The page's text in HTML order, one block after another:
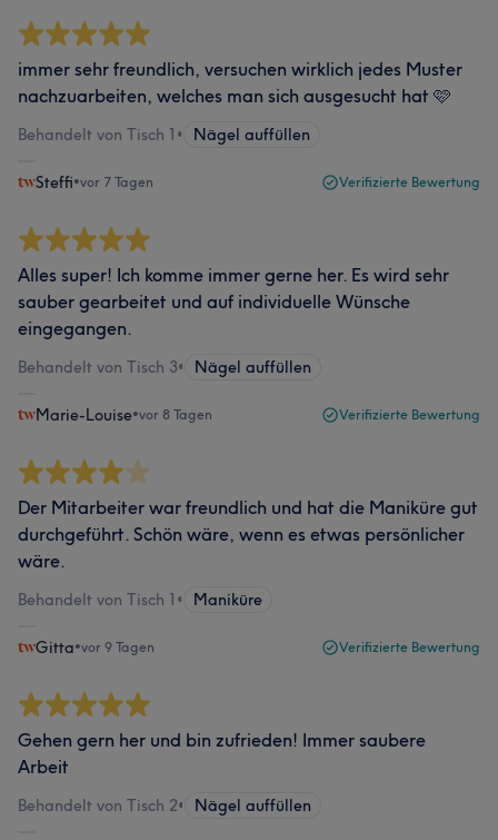
immer sehr freundlich, versuchen wirklich jedes Muster
nachzuarbeiten, welches man sich ausgesucht hat 🩷
Behandelt von Tisch 1 • Nägel auffüllen
Steffi•vor 7 Tagen Verifizierte Bewertung
Alles super! Ich komme immer gerne her. Es wird sehr
sauber gearbeitet und auf individuelle Wünsche
eingegangen.
Behandelt von Tisch 3• Nägel auffüllen
Marie-Louise•vor 8 Tagen Verifizierte Bewertung
Der Mitarbeiter war freundlich und hat die Maniküre gut
durchgeführt. Schön wäre, wenn es etwas persönlicher
wäre.
Behandelt von Tisch 1 • Maniküre
Gitta•vor 9 Tagen Verifizierte Bewertung
Gehen gern her und bin zufrieden! Immer saubere
Arbeit
Behandelt von Tisch 2• Nägel auffüllen